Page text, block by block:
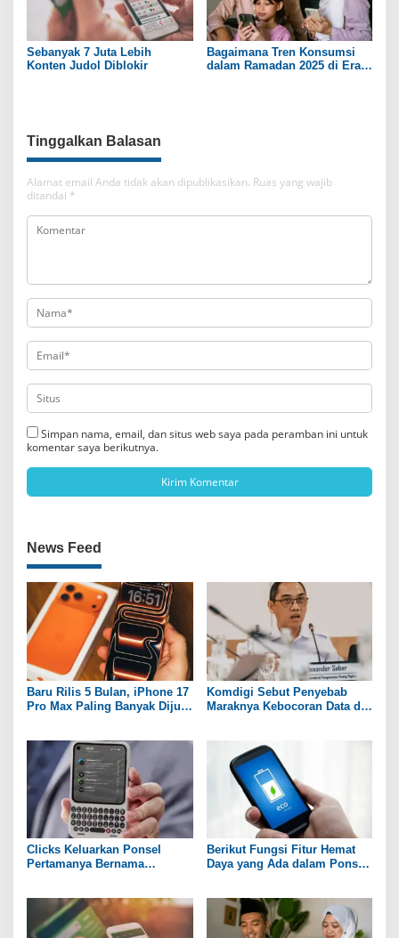
Sebanyak 7 Juta Lebih
Konten Judol Diblokir
Bagaimana Tren Konsumsi
dalam Ramadan 2025 di Era
Tinggalkan Balasan
Alamat email Anda tidak akan dipublikasikan. Ruas yang wajib
ditandai *
Simpan nama, email, dan situs web saya pada peramban ini untuk
komentar saya berikutnya.
News Feed
Baru Rilis 5 Bulan, iPhone 17
Pro Max Paling Banyak Dijual
Komdigi Sebut Penyebab
Maraknya Kebocoran Data di
Clicks Keluarkan Ponsel
Pertamanya Bernama
Berikut Fungsi Fitur Hemat
Daya yang Ada dalam Ponsel